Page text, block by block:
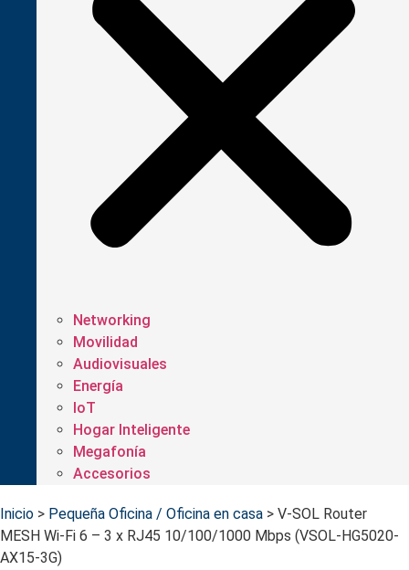
Networking
Movilidad
Audiovisuales
Energía
IoT
Hogar Inteligente
Megafonía
Accesorios
Inicio > Pequeña Oficina / Oficina en casa > V-SOL Router
MESH Wi-Fi 6 – 3 x RJ45 10/100/1000 Mbps (VSOL-HG5020-
AX15-3G)